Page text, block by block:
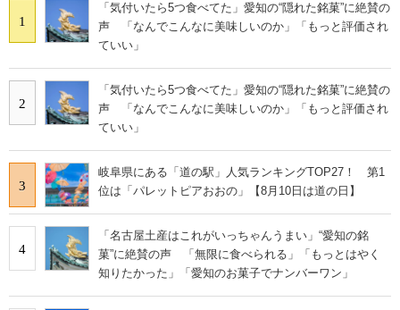
1
「気付いたら5つ食べてた」愛知の“隠れた銘菓”に絶賛の
声 「なんでこんなに美味しいのか」「もっと評価され
ていい」
2
「気付いたら5つ食べてた」愛知の“隠れた銘菓”に絶賛の
声 「なんでこんなに美味しいのか」「もっと評価され
ていい」
3
岐阜県にある「道の駅」人気ランキングTOP27！ 第1
位は「パレットピアおおの」【8月10日は道の日】
4
「名古屋土産はこれがいっちゃんうまい」“愛知の銘
菓”に絶賛の声 「無限に食べられる」「もっとはやく
知りたかった」「愛知のお菓子でナンバーワン」